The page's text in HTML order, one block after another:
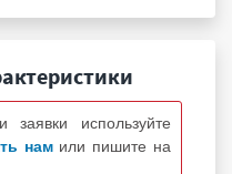
заявки используйте
нам или пишите на